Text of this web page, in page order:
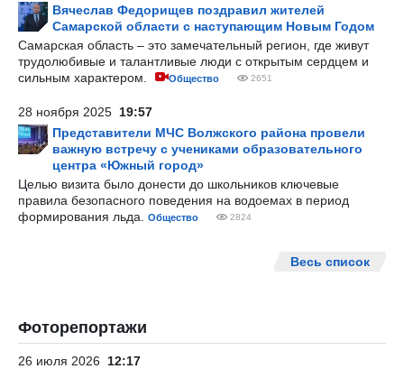
Вячеслав Федорищев поздравил жителей
Самарской области с наступающим Новым Годом
Самарская область – это замечательный регион, где живут
трудолюбивые и талантливые люди с открытым сердцем и
сильным характером.
Общество 2651
28 ноября 2025 19:57
Представители МЧС Волжского района провели
важную встречу с учениками образовательного
центра «Южный город»
Целью визита было донести до школьников ключевые
правила безопасного поведения на водоемах в период
формирования льда.
Общество 2824
Весь список
Фоторепортажи
26 июля 2026 12:17